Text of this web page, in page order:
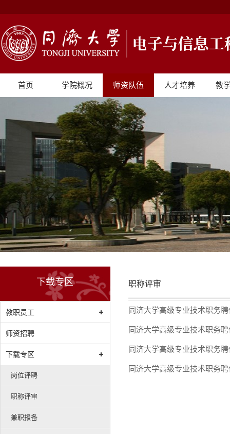
首页 学院概况 师资队伍 人才培养 教
下载专区
教职员工
师资招聘
下载专区
岗位评聘
职称评审
兼职报备
职称评审
同济大学高级专业技术职务
同济大学高级专业技术职务
同济大学高级专业技术职务
同济大学高级专业技术职务